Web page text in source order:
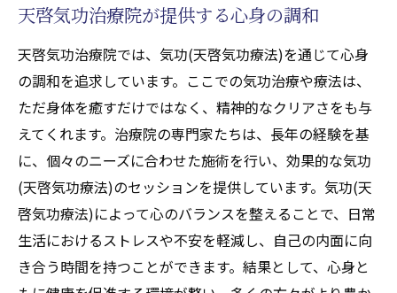
天啓気功治療院が提供する心身の調和
天啓気功治療院では、気功(天啓気功療法)を通じて心身
の調和を追求しています。ここでの気功治療や療法は、
ただ身体を癒すだけではなく、精神的なクリアさをも与
えてくれます。治療院の専門家たちは、長年の経験を基
に、個々のニーズに合わせた施術を行い、効果的な気功
(天啓気功療法)のセッションを提供しています。気功(天
啓気功療法)によって心のバランスを整えることで、日常
生活におけるストレスや不安を軽減し、自己の内面に向
き合う時間を持つことができます。結果として、心身と